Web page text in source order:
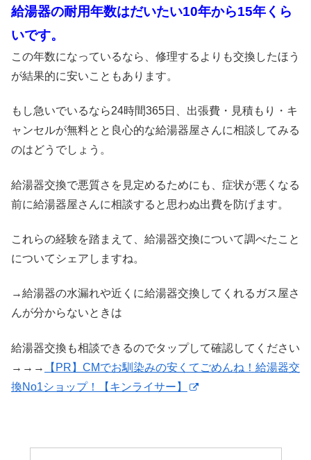
給湯器の耐用年数はだいたい10年から15年くら
いです。
この年数になっているなら、修理するよりも交換したほう
が結果的に安いこともあります。
もし急いでいるなら24時間365日、出張費・見積もり・キ
ャンセルが無料とと良心的な給湯器屋さんに相談してみる
のはどうでしょう。
給湯器交換で悪質さを見定めるためにも、症状が悪くなる
前に給湯器屋さんに相談すると思わぬ出費を防げます。
これらの経験を踏まえて、給湯器交換について調べたこと
についてシェアしますね。
→給湯器の水漏れや近くに給湯器交換してくれるガス屋さ
んが分からないときは
給湯器交換も相談できるのでタップして確認してください
→→→
【PR】CMでお馴染みの安くてごめんね！給湯器交
換No1ショップ！【キンライサー】